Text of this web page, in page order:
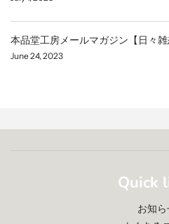
本品堂工房メールマガジン【日々
June 24, 2023
Quick
お知